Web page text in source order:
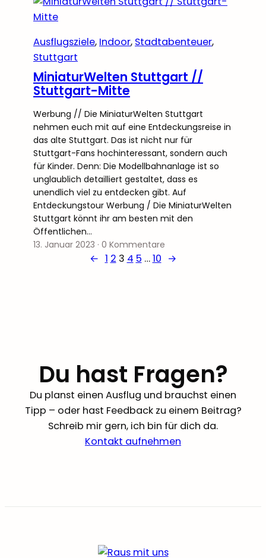
Ausflugsziele, Indoor, Stadtabenteuer
Stuttgart
MiniaturWelten Stuttgart //
Stuttgart-Mitte
Werbung // Die MiniaturWelten Stuttgart
nehmen euch mit auf eine Entdeckungsreise in
das alte Stuttgart. Das ist nicht nur für
Stuttgart-Fans hochinteressant, sondern auch
für Kinder. Denn: Die Modellbahnanlage ist so
unglaublich detailliert gestaltet, dass es
unendlich viel zu entdecken gibt. Auf
Entdeckungstour Werbung / Die MiniaturWelten
Stuttgart könnt ihr am besten mit den
Öffentlichen…
13. Januar 2023 · 0 Kommentare
← 1 2 3 4 5 …10 →
Du hast Fragen?
Du planst einen Ausflug und brauchst einen
Tipp – oder hast Feedback zu einem Beitrag?
Schreib mir gern, ich bin für dich da.
Kontakt aufnehmen